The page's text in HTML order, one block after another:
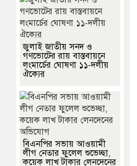
জুলাই জাতীয় সনদ ও
গণভোটের রায় বাস্তবায়নে
লংমার্চের ঘোষণা ১১-দলীয়
ঐক্যের
বিএনপির সভায় আওয়ামী
লীগ নেতার ফুলেল শুভেচ্ছা,
কয়েক লাখ টাকার লেনদেনের